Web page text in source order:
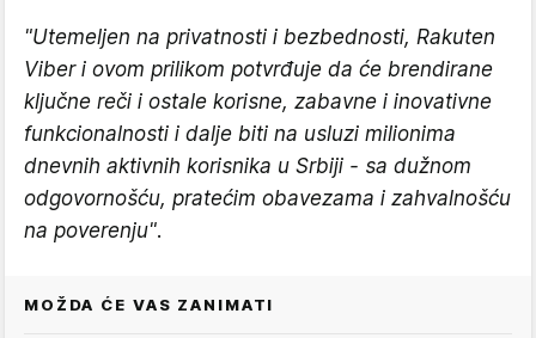
"Utemeljen na privatnosti i bezbednosti, Rakuten
Viber i ovom prilikom potvrđuje da će brendirane
ključne reči i ostale korisne, zabavne i inovativne
funkcionalnosti i dalje biti na usluzi milionima
dnevnih aktivnih korisnika u Srbiji - sa dužnom
odgovornošću, pratećim obavezama i zahvalnošću
na poverenju".
MOŽDA ĆE VAS ZANIMATI